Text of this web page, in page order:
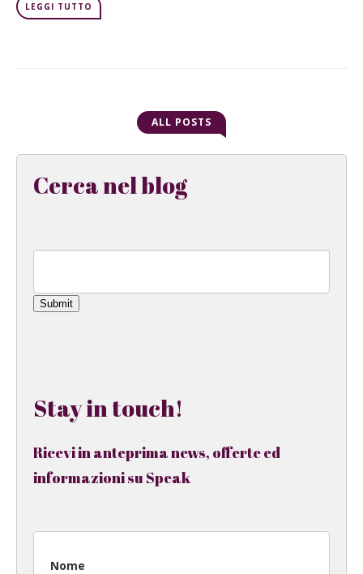
LEGGI TUTTO
ALL POSTS
Cerca nel blog
Submit
Stay in touch!
Ricevi in anteprima news, offerte ed
informazioni su Speak
Nome